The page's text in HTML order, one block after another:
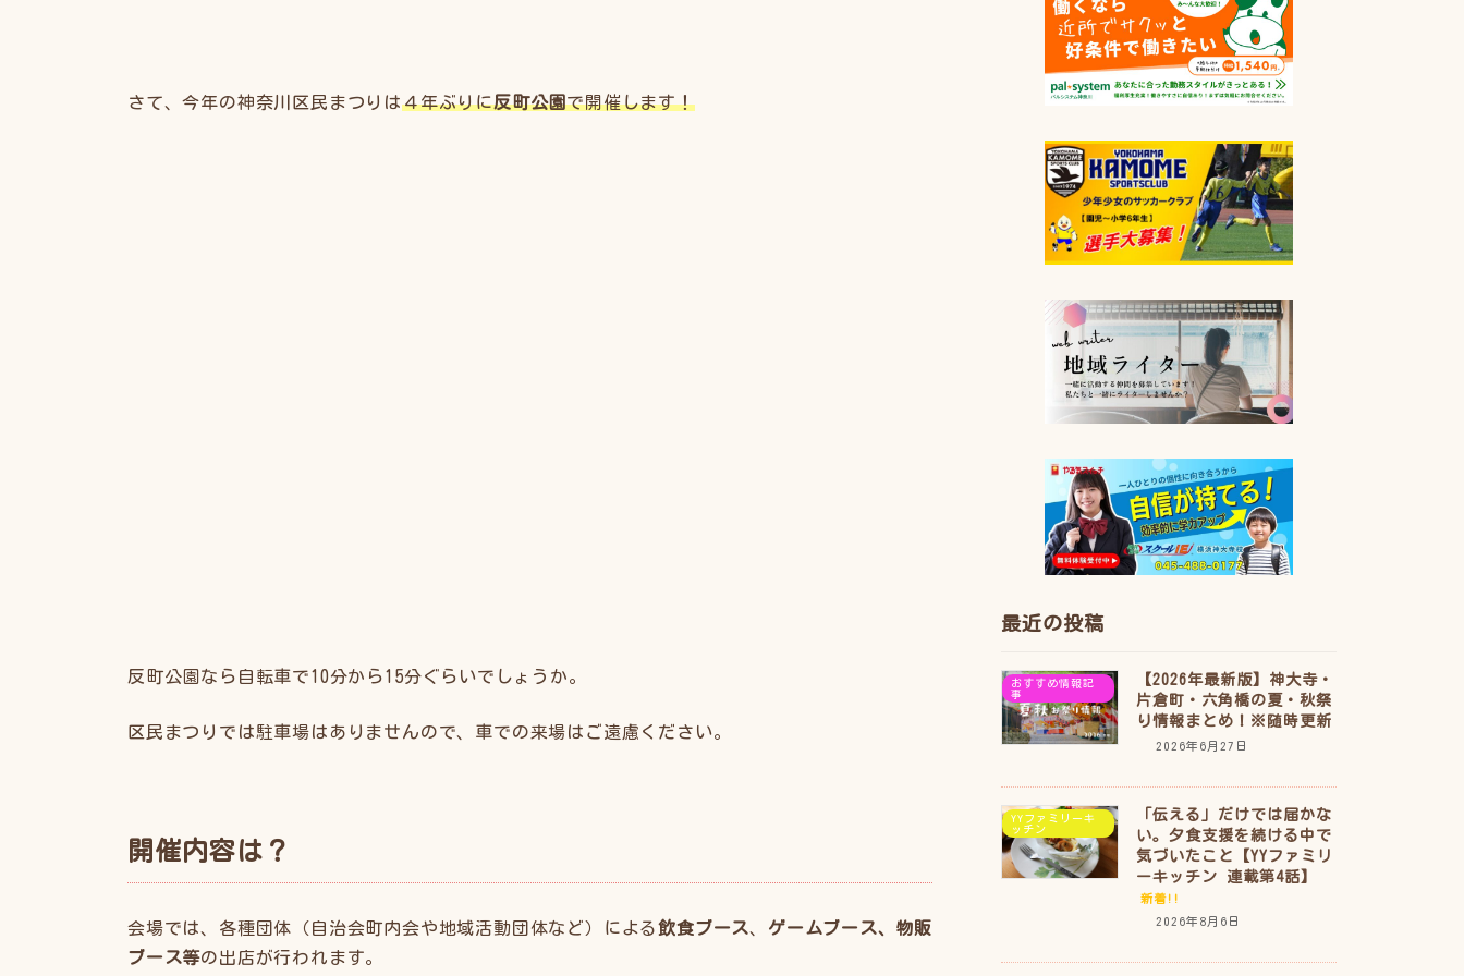
さて、今年の神奈川区民まつりは４年ぶりに反町公園で開催します！
反町公園なら自転車で10分から15分ぐらいでしょうか。
区民まつりでは駐車場はありませんので、車での来場はご遠慮ください。
開催内容は？
会場では、各種団体（自治会町内会や地域活動団体など）による飲食ブース、 ゲームブース、物販
ブース等の出店が行われます。
最近の投稿
おすすめ情報記
事
【2026年最新版】神大寺・
片倉町・六角橋の夏・秋祭
り情報まとめ！※随時更新
2026年6月27日
YYファミリーキ
ッチン
「伝える」だけでは届かな
い。夕食支援を続ける中で
気づいたこと【YYファミリ
ーキッチン 連載第4話】
新着!!
2026年8月6日